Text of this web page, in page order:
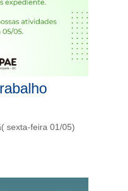
sexta-feira 01/05)